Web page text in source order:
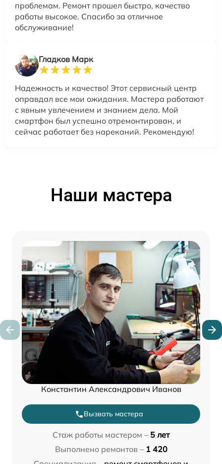
проблемам. Ремонт прошел быстро, качество
работы высокое. Спасибо за отличное
обслуживание!
Гладков Марк
Надежность и качество! Этот сервисный центр
оправдал все мои ожидания. Мастера работают
с явным увлечением и знанием дела. Мой
смартфон был успешно отремонтирован, и
сейчас работает без нареканий. Рекомендую!
Наши мастера
Константин Александрович Иванов
Вызвать мастера
Стаж работы мастером – 5 лет
Выполнено ремонтов – 1 420